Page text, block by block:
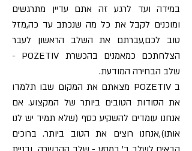
במידה ועד לרגע זה אתם עדיין מתרגשים
ומוכנים לקבל את כל מה שנכתב עד כה,מזל
טוב לכם,עברתם את השלב הראשון לעבר
הצלחתכם כמאמנים בהכשרת POZETIV -
שלב הבחירה המודעת.
ב POZETIV מצאתם את המקום שבו תלמדו
את הסודות הטובים ביותר של המקצוע. אם
אנחנו עומדים להשקיע כסף (שלא תמיד יש לנו
אותו),אנחנו רוצים את הטוב ביותר. ברוכים